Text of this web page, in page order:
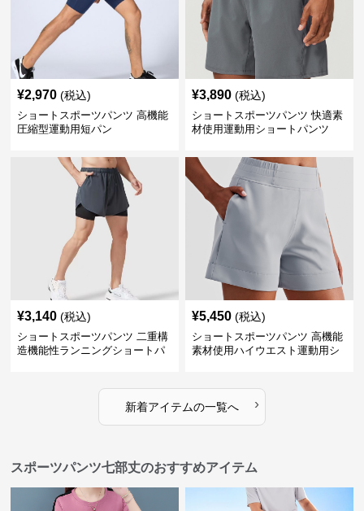
¥2,970 (税込)
ショートスポーツパンツ 高機能
圧縮型運動用短パン
¥3,890 (税込)
ショートスポーツパンツ 快適素
材使用運動用ショートパンツ
¥3,140 (税込)
ショートスポーツパンツ 二重構
造機能性ランニングショートパ
¥5,450 (税込)
ショートスポーツパンツ 高機能
素材使用ハイウエスト運動用シ
新着アイテムの一覧へ ›
スポーツパンツ七部丈のおすすめアイテム